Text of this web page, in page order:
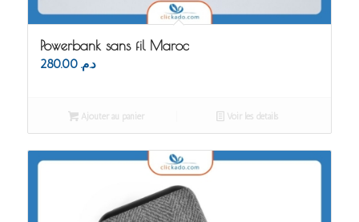
Powerbank sans fil Maroc
د.م. 280.00
Ajouter au panier Voir les détails